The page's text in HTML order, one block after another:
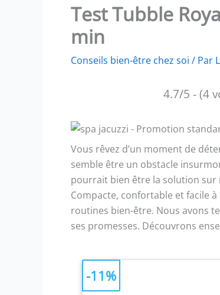
Test Tubble
min
Conseils bien-être chez soi / Par
4.7/5 - (4
Vous rêvez d’un moment de
semble être un obstacle
pourrait bien être la solution sur
Compacte, confortable et facile
routines bien-être. Nous avons
ses promesses. Découvrons
-11%